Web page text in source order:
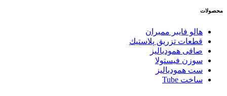
محصولات
هالو فایبر ممبران
قطعات تزريق پلاستيك
صافی همودیالیز
سوزن فیستولا
ست همودیالیز
ساخت Tube